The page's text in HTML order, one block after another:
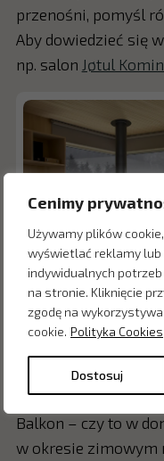
Cenimy
Używamy plików
wyświetlać reklamy
indywidualnych
na stronie. Kliknięcie
zgodę na
cookie. Polityka Cookies
Dostosuj
przenośni, pomyśl
Aby dowiedzieć się
np. salon Jøtul
Jotul
Zimowy
Balkon – czy to w
w okresie zimowym